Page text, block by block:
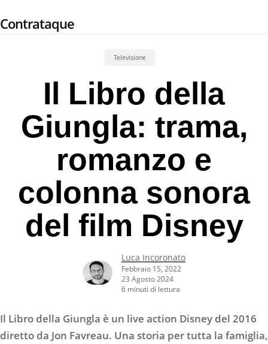
to
Contrataque
Televisione
Il Libro della
Giungla: trama,
romanzo e
colonna sonora
del film Disney
Luca Incoronato
Febbraio 15, 2022
23 Agosto 2024
6 minuti di lettura
Il Libro della Giungla è un live action Disney del 2016
diretto da Jon Favreau. Una storia per tutta la famiglia,